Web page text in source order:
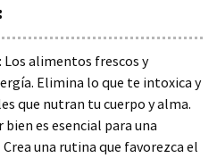
: Los alimentos frescos y
Elimina lo que te intoxica y
que nutran tu cuerpo y alma.
bien es esencial para una
una rutina que favorezca el